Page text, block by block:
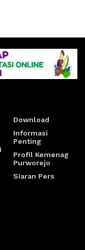
Download
Informasi
Penting
Profil Kemenag
Purworejo
Siaran Pers